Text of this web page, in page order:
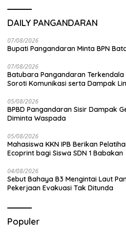
DAILY PANGANDARAN
07/08/2026
Bupati Pangandaran Minta BPN
07/08/2026
Batubara Pangandaran Terkendala
Soroti Komunikasi serta Dampak
05/08/2026
BPBD Pangandaran Sisir Dampak
Diminta Waspada
05/08/2026
Mahasiswa KKN IPB Berikan
Ecoprint bagi Siswa SDN 1 Babakan
04/08/2026
Sebut Bahaya B3 Mengintai Laut
Pekerjaan Evakuasi Tak Ditunda
Populer